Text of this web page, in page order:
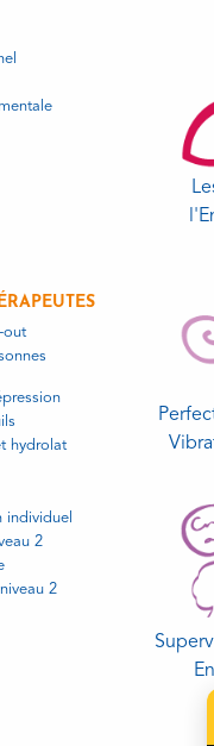
out
hydrolat
individuel
2
2